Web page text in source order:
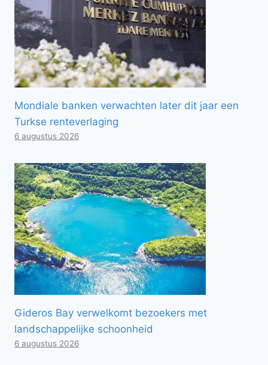
Mondiale banken verwachten later dit jaar een
Turkse renteverlaging
6 augustus 2026
Gideros Bay verwelkomt bezoekers met
landschappelijke schoonheid
6 augustus 2026